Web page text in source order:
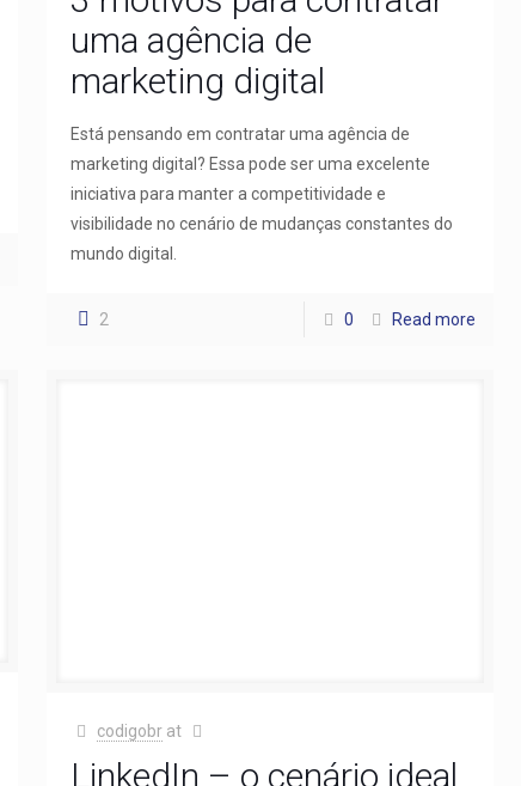
uma agência de
marketing digital
Está pensando em contratar uma agência de
marketing digital? Essa pode ser uma excelente
iniciativa para manter a competitividade e
visibilidade no cenário de mudanças constantes do
mundo digital.
2 0 Read more
codigobr at
LinkedIn – o cenário ideal